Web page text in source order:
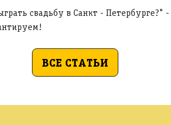
свадьбу в Санкт - Петербурге?"
ВСЕ СТАТЬИ